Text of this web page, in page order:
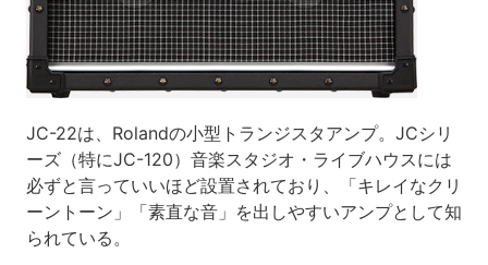
JC-22は、Rolandの小型トランジスタアンプ。JCシリ
ーズ（特にJC-120）音楽スタジオ・ライブハウスには
必ずと言っていいほど設置されており、「キレイなクリ
ーントーン」「素直な音」を出しやすいアンプとして知
られている。